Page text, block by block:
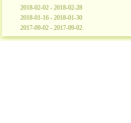
2018-02-02 - 2018-02-28
2018-01-16 - 2018-01-30
2017-09-02 - 2017-09-02